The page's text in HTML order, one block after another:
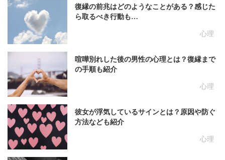
心理
復縁の前兆はどのようなことがある？感じた
ら取るべき行動も…
心理
喧嘩別れした後の男性の心理とは？復縁まで
の手順も紹介
心理
彼女が浮気しているサインとは？原因や防ぐ
方法なども紹介